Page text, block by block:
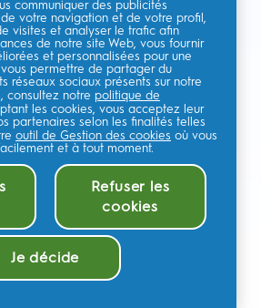
au panier (22,90€)
Vendu par ESW
des communications personnalisées
des actualités et d'autres initiatives
d'Oral-B et d'autresmarques de P&G
ligne. Je peux medésinscrireà tout moment.
du traitement des données, traitera
pour vous permettre de vous inscrire sur ce
et, selon votre consentement, de vous
commerciales pertinentes, y compris des
sur le traitement de vos données et vos droits
ou consultez notrePolitique de
complète.
ans et acceptez nosConditions générales
communiquer des publicités
votre navigation et de votre profil,
visites et analyser le trafic afin
de notre site Web, vous fournir
et personnalisées pour une
permettre de partager du
réseaux sociaux présents sur notre
consultez notre politique de
les cookies, vous acceptez leur
partenaires selon les finalités telles
outil de Gestion des cookies où vous
et à tout moment.
Refuser les
cookies
Je décide